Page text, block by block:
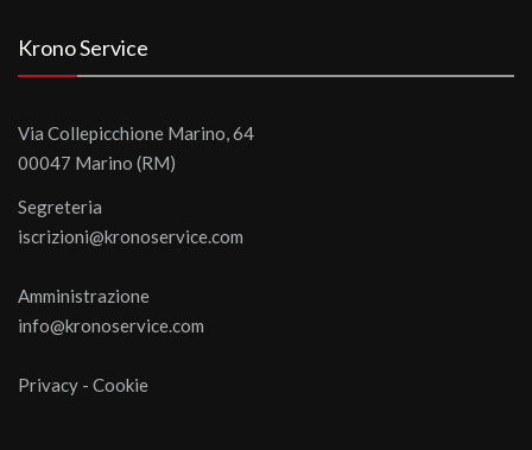
Krono Service
Via Collepicchione Marino, 64
00047 Marino (RM)
Segreteria
iscrizioni@kronoservice.com
Amministrazione
info@kronoservice.com
Privacy - Cookie